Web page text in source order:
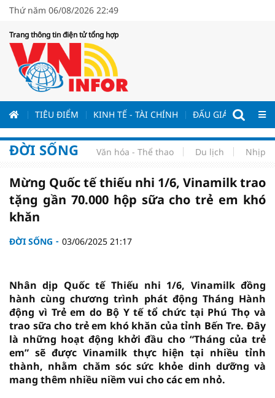
Thứ năm 06/08/2026 22:49
Trang thông tin điện tử tổng hợp
TIÊU ĐIỂM KINH TẾ - TÀI CHÍNH ĐẤU GIÁ - ĐẤU
ĐỜI SỐNG Văn hóa - Thể thao Du lịch Nhịp
Mừng Quốc tế thiếu nhi 1/6, Vinamilk trao
tặng gần 70.000 hộp sữa cho trẻ em khó
khăn
ĐỜI SỐNG 03/06/2025 21:17
Nhân dịp Quốc tế Thiếu nhi 1/6, Vinamilk đồng
hành cùng chương trình phát động Tháng Hành
động vì Trẻ em do Bộ Y tế tổ chức tại Phú Thọ và
trao sữa cho trẻ em khó khăn của tỉnh Bến Tre. Đây
là những hoạt động khởi đầu cho “Tháng của trẻ
em” sẽ được Vinamilk thực hiện tại nhiều tỉnh
thành, nhằm chăm sóc sức khỏe dinh dưỡng và
mang thêm nhiều niềm vui cho các em nhỏ.